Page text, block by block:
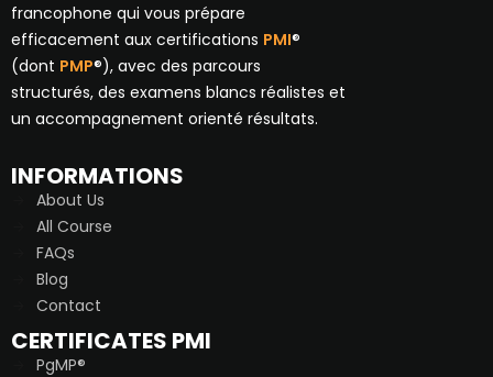
francophone qui vous prépare
efficacement aux certifications PMI®
(dont PMP®), avec des parcours
structurés, des examens blancs réalistes et
un accompagnement orienté résultats.
INFORMATIONS
About Us
All Course
FAQs
Blog
Contact
CERTIFICATES PMI
PgMP®